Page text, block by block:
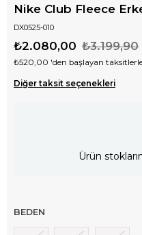
Nike Club Fleece
DX0525-010
₺3.199,90
₺2.080,00
₺520,00 'den başlayan
Diğer taksit seçenekleri
Ürün
BEDEN